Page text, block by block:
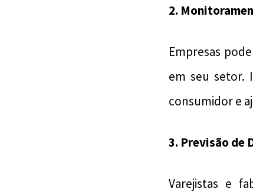
2.
Empresas
em seu setor.
consumidor e
3. Previsão de
Varejistas e